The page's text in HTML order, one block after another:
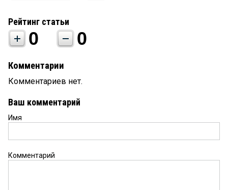
Рейтинг статьи
0 0
Комментарии
Комментариев нет.
Ваш комментарий
Имя
Комментарий